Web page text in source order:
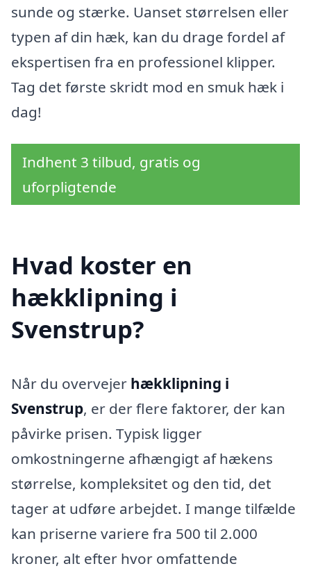
sunde og stærke. Uanset størrelsen eller
typen af din hæk, kan du drage fordel af
ekspertisen fra en professionel klipper.
Tag det første skridt mod en smuk hæk i
dag!
Indhent 3 tilbud, gratis og
uforpligtende
Hvad koster en
hækklipning i
Svenstrup?
Når du overvejer hækklipning i
Svenstrup, er der flere faktorer, der kan
påvirke prisen. Typisk ligger
omkostningerne afhængigt af hækens
størrelse, kompleksitet og den tid, det
tager at udføre arbejdet. I mange tilfælde
kan priserne variere fra 500 til 2.000
kroner, alt efter hvor omfattende